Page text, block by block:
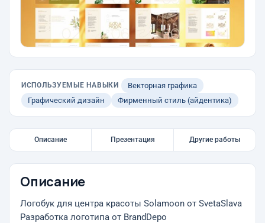
ИСПОЛЬЗУЕМЫЕ НАВЫКИ
Векторная графика
Графический дизайн
Фирменный стиль (айдентика)
Описание Презентация Другие работы
Описание
Логобук для центра красоты Solamoon от SvetaSlava
Разработка логотипа от BrandDepo